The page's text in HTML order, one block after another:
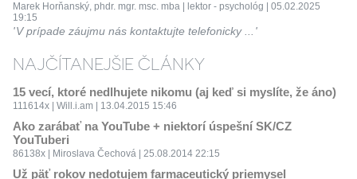
Marek Horňanský, phdr. mgr. msc. mba | lektor - psychológ | 05.02.2025
19:15
V prípade záujmu nás kontaktujte telefonicky ...
NAJČÍTANEJŠIE ČLÁNKY
15 vecí, ktoré nedlhujete nikomu (aj keď si myslíte, že áno)
111614x | Will.i.am | 13.04.2015 15:46
Ako zarábať na YouTube + niektorí úspešní SK/CZ
YouTuberi
86138x | Miroslava Čechová | 25.08.2014 22:15
Už päť rokov nedotujem farmaceutický priemysel